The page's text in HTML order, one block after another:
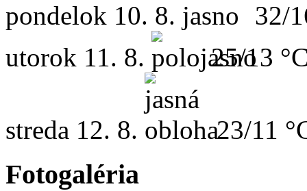
pondelok 10. 8.
32/
utorok 11. 8. 25/13
streda 12. 8. 23/11
Fotogaléria